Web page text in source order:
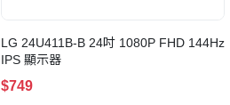
LG 24U411B-B 24吋 1080P FHD 144Hz
IPS 顯示器
$749